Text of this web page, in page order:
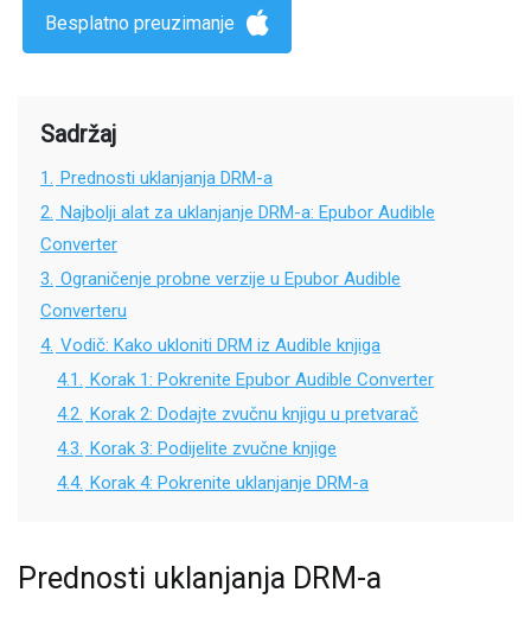
Besplatno preuzimanje
Sadržaj
1.
Prednosti uklanjanja DRM-a
2. Najbolji alat za uklanjanje DRM-a: Epubor Audible
Converter
3. Ograničenje probne verzije u Epubor Audible
Converteru
4. Vodič: Kako ukloniti DRM iz Audible knjiga
4.1.
Korak 1: Pokrenite Epubor Audible Converter
4.2. Korak 2: Dodajte zvučnu knjigu u pretvarač
4.3. Korak 3: Podijelite zvučne knjige
4.4. Korak 4: Pokrenite uklanjanje DRM-a
Prednosti uklanjanja DRM-a